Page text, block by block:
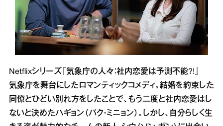
Netflixシリーズ『気象庁の人々：社内恋愛は予測不能?!』
気象庁を舞台にしたロマンティックコメディ。結婚を約束した
同僚とひどい別れ方をしたことで、もう二度と社内恋愛はし
ないと決めたハギョン（パク・ミニョン）。しかし、自分らしく生